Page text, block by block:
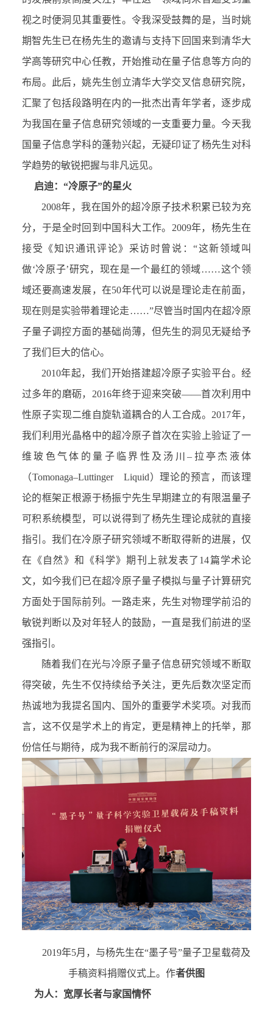
视之时便洞见其重要性。令我深受鼓舞的是，当时姚
期智先生已在杨先生的邀请与支持下回国来到清华大
学高等研究中心任教，开始推动在量子信息等方向的
布局。此后，姚先生创立清华大学交叉信息研究院，
汇聚了包括段路明在内的一批杰出青年学者，逐步成
为我国在量子信息研究领域的一支重要力量。今天我
国量子信息学科的蓬勃兴起，无疑印证了杨先生对科
学趋势的敏锐把握与非凡远见。
启迪：“冷原子”的星火
2008年，我在国外的超冷原子技术积累已较为充
分，于是全时回到中国科大工作。2009年，杨先生在
接受《知识通讯评论》采访时曾说：“这新领域叫
做‘冷原子’研究，现在是一个最红的领域……这个领
域还要高速发展，在50年代可以说是理论走在前面，
现在则是实验带着理论走……”尽管当时国内在超冷原
子量子调控方面的基础尚薄，但先生的洞见无疑给予
了我们巨大的信心。
2010年起，我们开始搭建超冷原子实验平台。经
过多年的磨砺，2016年终于迎来突破——首次利用中
性原子实现二维自旋轨道耦合的人工合成。2017年，
我们利用光晶格中的超冷原子首次在实验上验证了一
维玻色气体的量子临界性及汤川–拉亭杰液体
（Tomonaga–Luttinger Liquid）理论的预言，而该理
论的框架正根源于杨振宁先生早期建立的有限温量子
可积系统模型，可以说得到了杨先生理论成就的直接
指引。我们在冷原子研究领域不断取得新的进展，仅
在《自然》和《科学》期刊上就发表了14篇学术论
文，如今我们已在超冷原子量子模拟与量子计算研究
方面处于国际前列。一路走来，先生对物理学前沿的
敏锐判断以及对年轻人的鼓励，一直是我们前进的坚
强指引。
随着我们在光与冷原子量子信息研究领域不断取
得突破，先生不仅持续给予关注，更先后数次坚定而
热诚地为我提名国内、国外的重要学术奖项。对我而
言，这不仅是学术上的肯定，更是精神上的托举，那
份信任与期待，成为我不断前行的深层动力。
2019年5月，与杨先生在“墨子号”量子卫星载荷及
手稿资料捐赠仪式上。作者供图
为人：宽厚长者与家国情怀